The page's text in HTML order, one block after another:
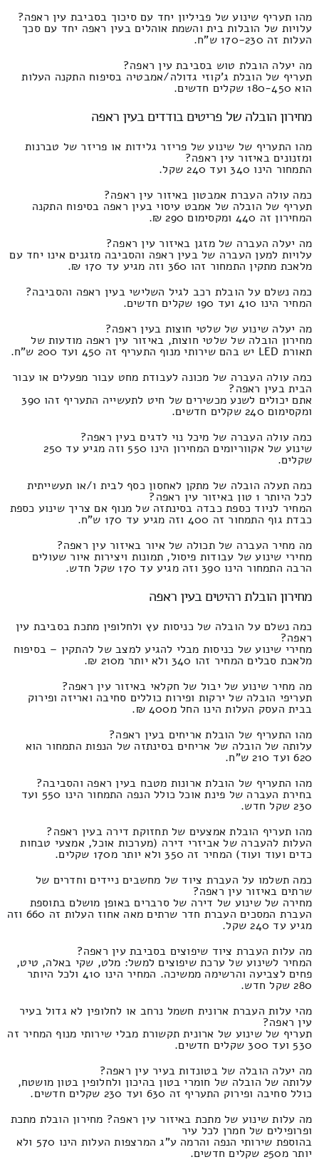
מהו תעריף שינוע של פביליון יחד עם סיכוך בסביבת עין ראפה?
עלויות של הובלות בית והשמת אוהלים בעין ראפה יחד עם סכך
העלות זה 170-230 ש"ח.
מה יעלה הובלת טוש בסביבת עין ראפה?
תעריף של הובלת ג'קוזי גדולה/אמבטיה בסיפוח התקנה העלות
הוא 180-450 שקלים חדשים.
מחירון הובלה של פריטים בודדים בעין ראפה
מהו התעריף של שינוע של פריזר גלידות או פריזר של טברנות
ומזנונים באיזור עין ראפה?
התמחור הינו 340 ועד 240 שקל.
כמה עולה העברת אמבטון באיזור עין ראפה?
תעריף של הובלה של אמבט עיסוי בעין ראפה בסיפוח התקנה
המחירון זה 440 ומקסימום 290 ₪.
מה יעלה העברה של מזגן באיזור עין ראפה?
עלויות למען העברה של בעין ראפה והסביבה מזגנים אינו יחד עם
מלאכת מתקין התמחור זהו 360 וזה מגיע עד 170 ₪.
כמה נשלם על הובלת רכב לגיל השלישי בעין ראפה והסביבה?
המחיר הינו 410 ועד 190 שקלים חדשים.
מה יעלה שינוע של שלטי חוצות בעין ראפה?
מחירון הובלה של שלטי חוצות, באיזור עין ראפה מודעות של
תאורת LED יש בהם שירותי מנוף התעריף זה 450 ועד 200 ש"ח.
כמה עולה העברה של מכונה לעבודת מחט עבור מפעלים או עבור
הבית בעין ראפה?
אתם יכולים לשנע מכשירים של חיט לתעשייה התעריף זהו 390
ומקסימום 240 שקלים חדשים.
כמה עולה העברה של מיכל נוי לדגים בעין ראפה?
שינוע של אקווריומים המחירון הינו 550 וזה מגיע עד 250
שקלים.
כמה תעלה הובלה של מתקן לאחסון כסף לבית ו/או תעשייתית
לכל היותר 1 טון באיזור עין ראפה?
המחיר לניוד כספת כבדה בסינתזה של מנוף אם צריך שינוע כספת
כבדת גוף התמחור זה 400 וזה מגיע עד 170 ש"ח.
מה מחיר העברה של תכולה של איור באיזור עין ראפה?
מחירי שינוע של עבודות פיסול, תמונות ויצירות איור שעולים
הרבה התמחור הינו 390 וזה מגיע עד 170 שקל חדש.
מחירון הובלת רהיטים בעין ראפה
כמה נשלם על הובלה של כניסות עץ ולחלופין מתכת בסביבת עין
ראפה?
מחירי שינוע של כניסות מבלי להגיע למצב של להתקין – בסיפוח
מלאכת סבלים המחיר זהו 340 ולא יותר מ210 ₪.
מה מחיר שינוע של יבול של חקלאי באיזור עין ראפה?
תעריפי הובלה של ירקות ופירות כוללים סחיבה ואריזה ופירוק
בבית העסק העלות הינו החל מ400 ₪.
מהו התעריף של הובלת אריחים בעין ראפה?
עלותה של הובלה של אריחים בסינתזה של הנפות התמחור הוא
620 ועד 210 ש"ח.
מהו התעריף של הובלת ארונות מטבח בעין ראפה והסביבה?
בחירת העברה של פינת אוכל כולל הנפה התמחור הינו 550 ועד
230 שקל חדש.
מהו תעריף הובלת אמצעים של תחזוקת דירה בעין ראפה?
העלות להעברה של אביזרי דירה (מערכות אוכל, אמצעי טבחות
כדים ועוד ועוד) המחיר זה 350 ולא יותר מ170 שקלים.
כמה תשלמו על העברת ציוד של מחשבים ניידים וחדרים של
שרתים באיזור עין ראפה?
מחירה של שינוע של דירה של סרברים באופן מושלם בתוספת
העברת המסכים העברת חדר שרתים מאה אחוז העלות זה 660 וזה
מגיע עד 240 שקל.
מה עלות העברת ציוד שיפוצים בסביבת עין ראפה?
המחיר לשינוע של ערכת שיפוצים למשל: מלט, שקי באלה, טיט,
פחים לצביעה והרשימה ממשיכה. המחיר הינו 410 ולכל היותר
280 שקל חדש.
מהי עלות העברת ארונית חשמל נרחב או לחלופין לא גדול בעיר
עין ראפה?
תעריף של שינוע של ארונית תקשורת מבלי שירותי מנוף המחיר זה
530 ועד 300 שקלים חדשים.
מה יעלה הובלה של בטונדות בעיר עין ראפה?
עלותה של הובלה של חומרי בטון בהיכון ולחלופין בטון מושטח,
כולל סחיבה ופירוק התעריף זה 630 ועד 230 שקלים חדשים.
מה עלות שינוע של מתכת באיזור עין ראפה? מחירון הובלת מתכת
ופרופילים של חמרן לכל עיר
בהוספת שירותי הנפה והרמה ע"ג המרצפות העלות הינו 570 ולא
יותר מ250 שקלים חדשים.